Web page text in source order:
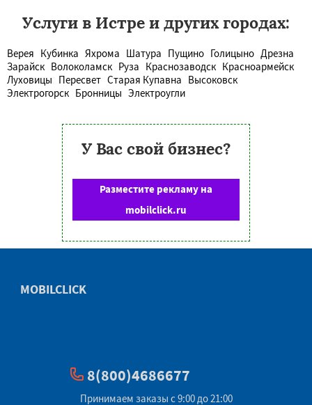
Услуги в Истре и других городах:
Верея Кубинка Яхрома Шатура Пущино Голицыно Дрезна
Зарайск Волоколамск Руза Краснозаводск Красноармейск
Луховицы Пересвет Старая Купавна Высоковск
Электрогорск Бронницы Электроугли
У Вас свой бизнес?
Разместите рекламу на
mobilclick.ru
MOBILCLICK
8(800)4686677
Принимаем заказы с 9:00 до 21:00